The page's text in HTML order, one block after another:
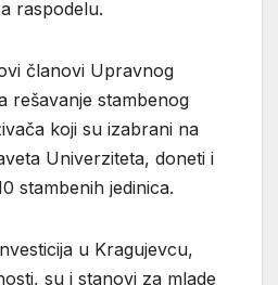
raspodelu.
članovi Upravnog
rešavanje stambenog
koji su izabrani na
Univerziteta, doneti i
stambenih jedinica.
u Kragujevcu,
su i stanovi za mlade